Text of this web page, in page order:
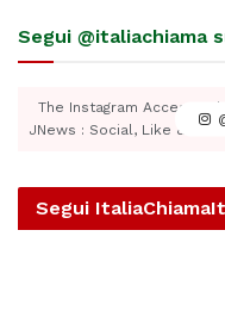
Segui @italiachiama
The Instagram Access
JNews : Social, Like &
Segui